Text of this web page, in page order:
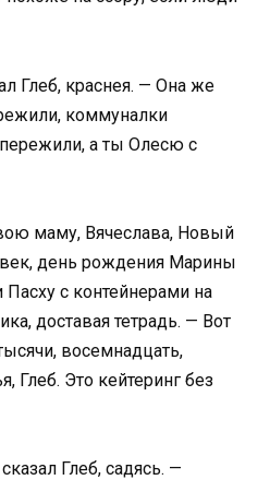
Глеб, краснея. — Она же
коммуналки
а ты Олесю с
маму, Вячеслава, Новый
день рождения Марины
с контейнерами на
доставая тетрадь. — Вот
восемнадцать,
Глеб. Это кейтеринг без
Глеб, садясь. —